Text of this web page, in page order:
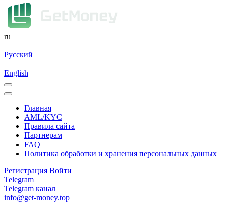
ru
Русский
English
Главная
AML/KYC
Правила сайта
Партнерам
FAQ
Политика обработки и хранения персональных данных
Регистрация Войти
Telegram
Telegram канал
info@get-money.top